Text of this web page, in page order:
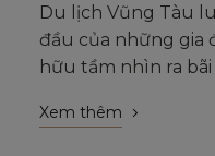
Du lịch Vũng Tàu
đầu của những gia
hữu tầm nhìn ra bãi
Xem thêm